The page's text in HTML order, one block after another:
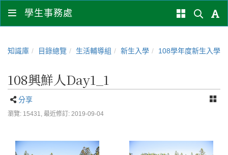
學生事務處
知識庫 目錄總覽 生活輔導組 新生入學 108學年度新生入學
108興鮮人Day1_1
分享
瀏覽: 15431, 最近修訂: 2019-09-04